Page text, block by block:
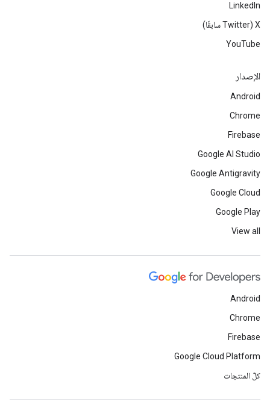
LinkedIn
‫X ‏(Twitter سابقًا)
YouTube
الإصدار
Android
Chrome
Firebase
Google AI Studio
Google Antigravity
Google Cloud
Google Play
View all
Android
Chrome
Firebase
Google Cloud Platform
كلّ المنتجات